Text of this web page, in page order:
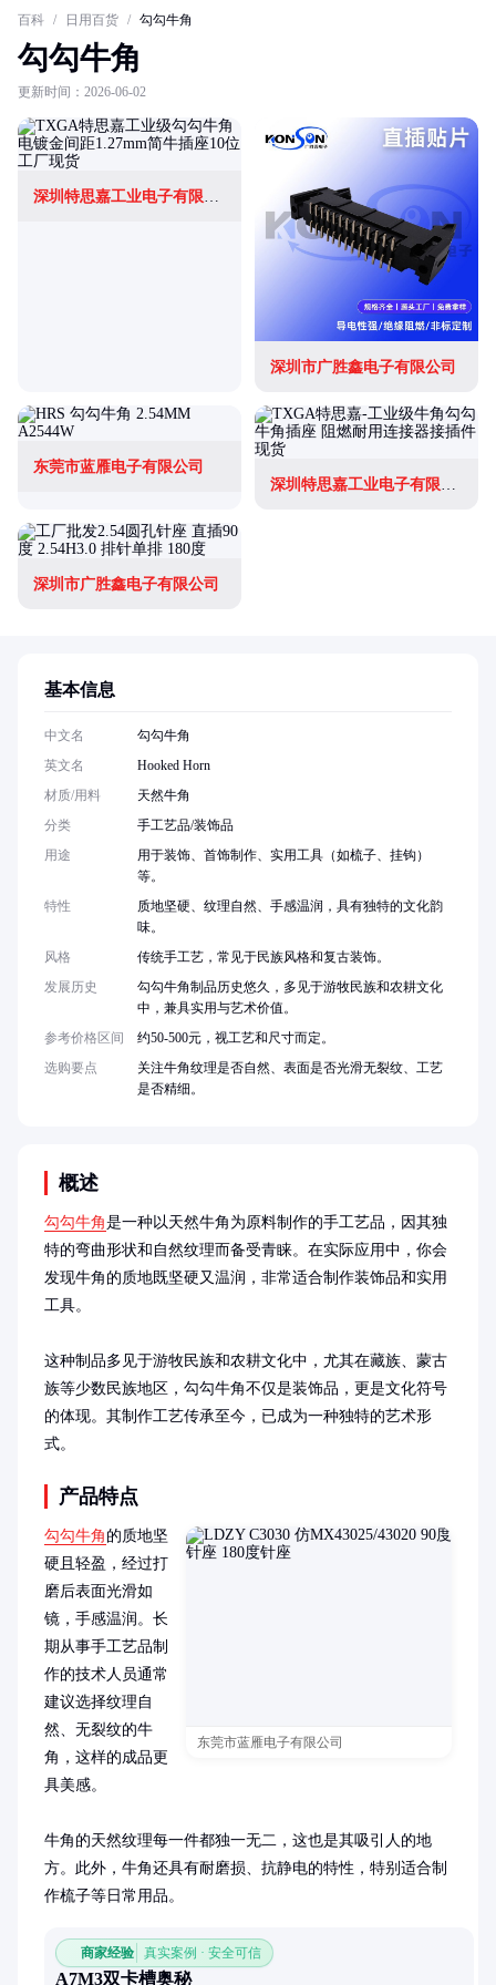
百科 / 日用百货 / 勾勾牛角
勾勾牛角
更新时间：2026-06-02
深圳特思嘉工业电子有限公司
深圳市广胜鑫电子有限公司
东莞市蓝雁电子有限公司
深圳特思嘉工业电子有限公司
深圳市广胜鑫电子有限公司
概述
勾勾牛角是一种以天然牛角为原料制作的手工艺品，因其独
特的弯曲形状和自然纹理而备受青睐。在实际应用中，你会
发现牛角的质地既坚硬又温润，非常适合制作装饰品和实用
工具。
这种制品多见于游牧民族和农耕文化中，尤其在藏族、蒙古
族等少数民族地区，勾勾牛角不仅是装饰品，更是文化符号
的体现。其制作工艺传承至今，已成为一种独特的艺术形
式。
产品特点
东莞市蓝雁电子有限公司
勾勾牛角 的质地坚
硬且轻盈，经过打
磨后表面光滑如
镜，手感温润。长
期从事手工艺品制
作的技术人员通常
建议选择纹理自
然、无裂纹的牛
角，这样的成品更
具美感。
牛角的天然纹理每一件都独一无二，这也是其吸引人的地
方。此外，牛角还具有耐磨损、抗静电的特性，特别适合制
作梳子等日常用品。
商家经验 真实案例 · 安全可信
A7M3双卡槽奥秘
基本信息
中文名
勾勾牛角
英文名
Hooked Horn
材质/用料
天然牛角
分类
手工艺品/装饰品
用途
用于装饰、首饰制作、实用工具（如梳子、挂钩）
等。
特性
质地坚硬、纹理自然、手感温润，具有独特的文化韵
味。
风格
传统手工艺，常见于民族风格和复古装饰。
发展历史
勾勾牛角制品历史悠久，多见于游牧民族和农耕文化
中，兼具实用与艺术价值。
参考价格区间
约50-500元，视工艺和尺寸而定。
选购要点
关注牛角纹理是否自然、表面是否光滑无裂纹、工艺
是否精细。